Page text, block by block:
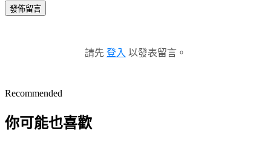
發佈留言
請先 登入 以發表留言。
Recommended
你可能也喜歡